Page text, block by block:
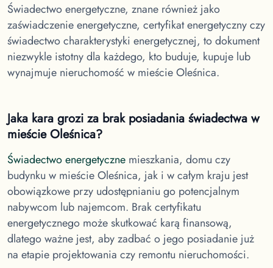
Świadectwo energetyczne, znane również jako
zaświadczenie energetyczne, certyfikat energetyczny czy
świadectwo charakterystyki energetycznej, to dokument
niezwykle istotny dla każdego, kto buduje, kupuje lub
wynajmuje nieruchomość w mieście Oleśnica.
Jaka kara grozi za brak posiadania świadectwa w
mieście Oleśnica?
Świadectwo energetyczne mieszkania, domu czy
budynku w mieście Oleśnica, jak i w całym kraju jest
obowiązkowe przy udostępnianiu go potencjalnym
nabywcom lub najemcom. Brak certyfikatu
energetycznego może skutkować karą finansową,
dlatego ważne jest, aby zadbać o jego posiadanie już
na etapie projektowania czy remontu nieruchomości.